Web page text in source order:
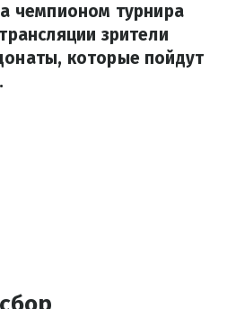
чемпионом турнира
зрители
которые пойдут